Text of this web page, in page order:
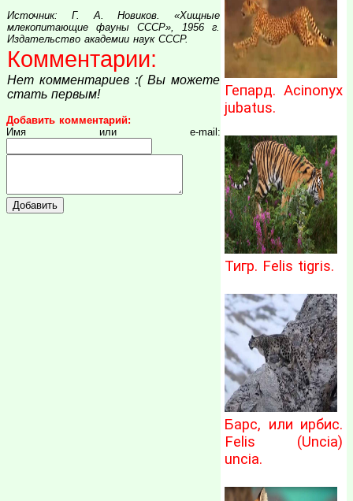
Источник: Г. А. Новиков. «Хищные
млекопитающие фауны СССР», 1956 г.
Издательство академии наук СССР.
Комментарии:
Нет комментариев :( Вы можете
стать первым!
Добавить комментарий:
Имя или e-mail:
Гепард. Acinonyx
jubatus.
Тигр. Felis tigris.
Барс, или ирбис.
Felis (Uncia)
uncia.